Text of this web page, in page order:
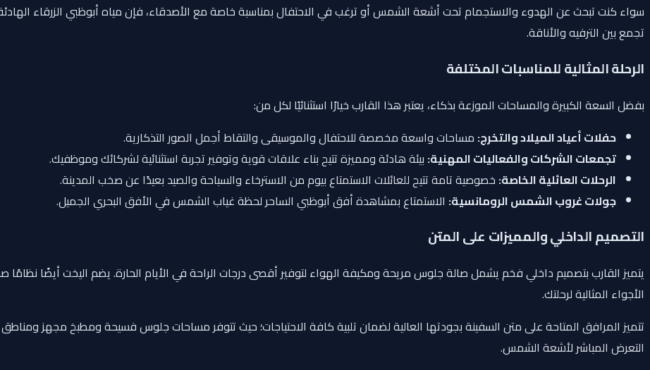
سواء كنت تبحث عن الهدوء والاستجمام تحت أشعة الشمس أو ترغب في الاحتفال بمناسبة خاصة مع الأصدقاء، فإن مياه أبوظبي الزرقاء
تجمع بين الترفيه والأناقة.
الرحلة المثالية للمناسبات المختلفة
بفضل السعة الكبيرة والمساحات الموزعة بذكاء، يعتبر هذا القارب خيارًا استثنائيًا لكل من:
حفلات أعياد الميلاد والتخرج: مساحات واسعة مخصصة للاحتفال والموسيقى والتقاط أجمل الصور التذكارية.
تجمعات الشركات والفعاليات المهنية: بيئة هادئة ومميزة تتيح بناء علاقات قوية وتوفير تجربة استثنائية لشركائك وموظفيك.
الرحلات العائلية الخاصة: خصوصية تامة تتيح للعائلات الاستمتاع بيوم من الاسترخاء والسباحة والصيد بعيدًا عن صخب المدينة.
جولات غروب الشمس الرومانسية: الاستمتاع بمشاهدة أفق أبوظبي الساحر لحظة غياب الشمس في الأفق البحري الجميل.
التصميم الداخلي والمميزات على المتن
يتميز القارب بتصميم داخلي فخم يشمل صالة جلوس مريحة ومكيفة الهواء لتوفير أقصى درجات الراحة في الأيام الحارة. يضم اليخت أيضًا نظامًا
الأجواء المثالية لرحلتك.
تتميز المرافق المتاحة على متن السفينة بجودتها العالية لضمان تلبية كافة الاحتياجات؛ حيث تتوفر مساحات جلوس فسيحة ومطبخ مجهز
التعرض المباشر لأشعة الشمس.